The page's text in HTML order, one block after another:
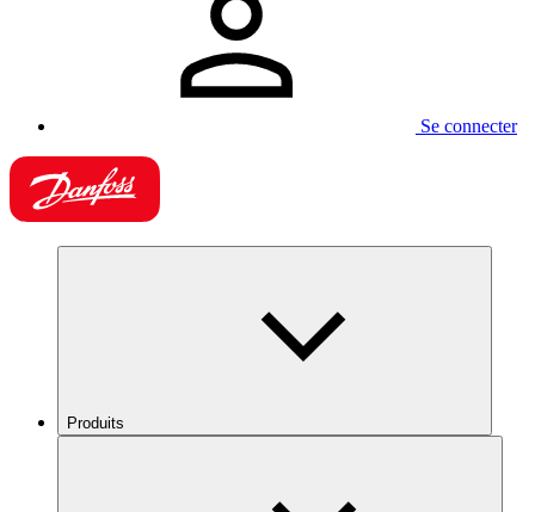
Se connecter
Produits